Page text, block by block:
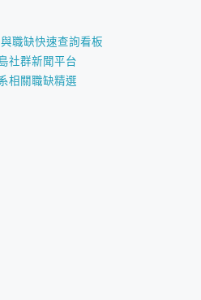
職缺快速查詢看板
社群新聞平台
相關職缺精選